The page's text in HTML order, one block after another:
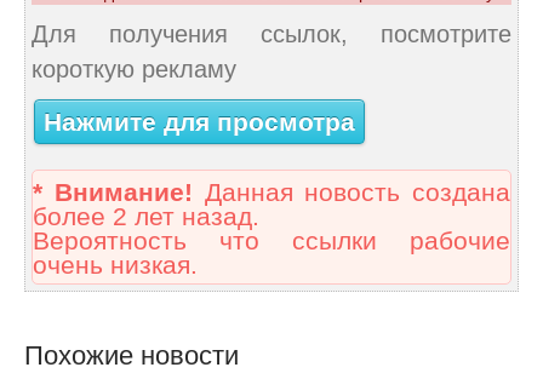
Для получения ссылок, посмотрите
короткую рекламу
Нажмите для просмотра
* Внимание! Данная новость создана
более 2 лет назад.
Вероятность что ссылки рабочие
очень низкая.
Похожие новости